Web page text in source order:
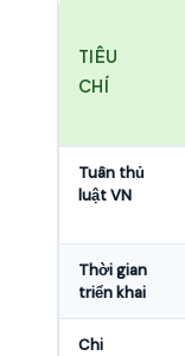
TIÊU
CHÍ
Tuân thủ
luật VN
Thời gian
triển khai
Chi